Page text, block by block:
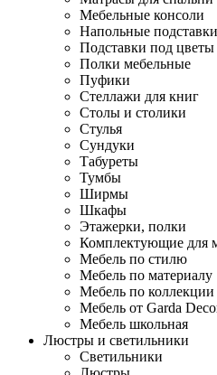
Мебельные консоли
Напольные подставки
Подставки под цветы
Полки мебельные
Пуфики
Стеллажи для книг
Столы и столики
Стулья
Сундуки
Табуреты
Тумбы
Ширмы
Шкафы
Этажерки, полки
Комплектующие для
Мебель по стилю
Мебель по материалу
Мебель по коллекции
Мебель от Garda
Мебель школьная
Люстры и светильники
Светильники